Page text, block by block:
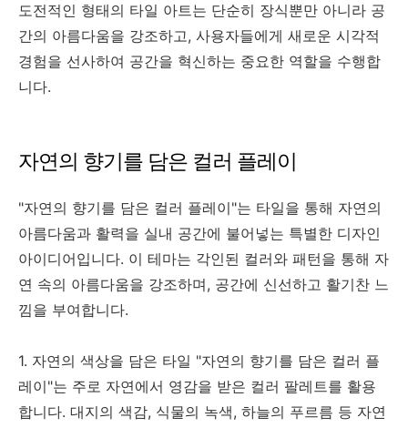
도전적인 형태의 타일 아트는 단순히 장식뿐만 아니라 공
간의 아름다움을 강조하고, 사용자들에게 새로운 시각적
경험을 선사하여 공간을 혁신하는 중요한 역할을 수행합
니다.
자연의 향기를 담은 컬러 플레이
"자연의 향기를 담은 컬러 플레이"는 타일을 통해 자연의
아름다움과 활력을 실내 공간에 불어넣는 특별한 디자인
아이디어입니다. 이 테마는 각인된 컬러와 패턴을 통해 자
연 속의 아름다움을 강조하며, 공간에 신선하고 활기찬 느
낌을 부여합니다.
1. 자연의 색상을 담은 타일 "자연의 향기를 담은 컬러 플
레이"는 주로 자연에서 영감을 받은 컬러 팔레트를 활용
합니다. 대지의 색감, 식물의 녹색, 하늘의 푸르름 등 자연